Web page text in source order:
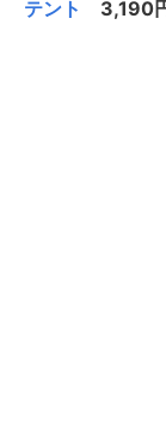
テント 3,190